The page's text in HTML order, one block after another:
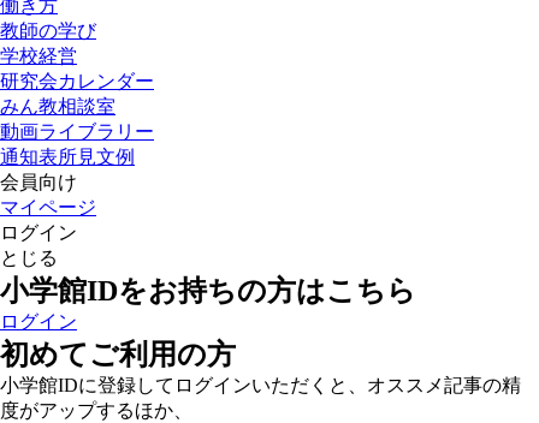
働き方
教師の学び
学校経営
研究会カレンダー
みん教相談室
動画ライブラリー
通知表所見文例
会員向け
マイページ
ログイン
とじる
小学館IDをお持ちの方はこちら
ログイン
初めてご利用の方
小学館IDに登録してログインいただくと、オススメ記事の精
度がアップするほか、